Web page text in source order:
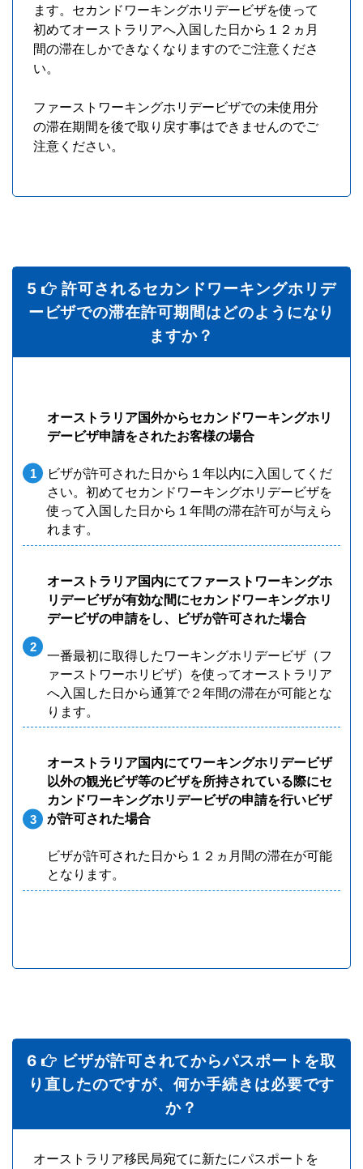
ます。セカンドワーキングホリデービザを使って
初めてオーストラリアへ入国した日から１２ヵ月
間の滞在しかできなくなりますのでご注意くださ
い。
ファーストワーキングホリデービザでの未使用分
の滞在期間を後で取り戻す事はできませんのでご
注意ください。
5
許可されるセカンドワーキングホリデ
ービザでの滞在許可期間はどのようになり
ますか？
オーストラリア国外からセカンドワーキングホリ
デービザ申請をされたお客様の場合
ビザが許可された日から１年以内に入国してくだ
さい。初めてセカンドワーキングホリデービザを
使って入国した日から１年間の滞在許可が与えら
れます。
オーストラリア国内にてファーストワーキングホ
リデービザが有効な間にセカンドワーキングホリ
デービザの申請をし、ビザが許可された場合
一番最初に取得したワーキングホリデービザ（フ
ァーストワーホリビザ）を使ってオーストラリア
へ入国した日から通算で２年間の滞在が可能とな
ります。
オーストラリア国内にてワーキングホリデービザ
以外の観光ビザ等のビザを所持されている際にセ
カンドワーキングホリデービザの申請を行いビザ
が許可された場合
ビザが許可された日から１２ヵ月間の滞在が可能
となります。
6
ビザが許可されてからパスポートを取
り直したのですが、何か手続きは必要です
か？
オーストラリア移民局宛てに新たにパスポートを